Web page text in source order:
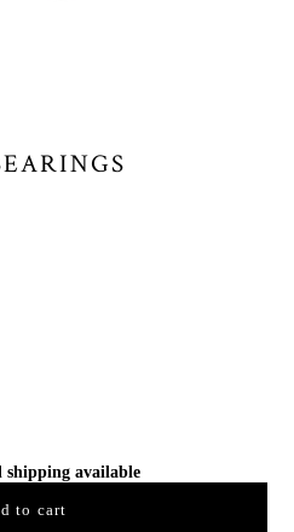
available
to cart